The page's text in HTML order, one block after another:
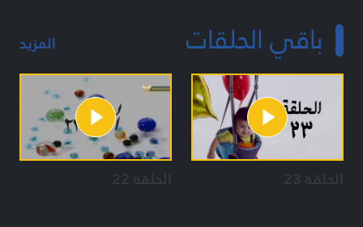
باقي الحلقات المزيد
الحلقة 23 الحلقة 22